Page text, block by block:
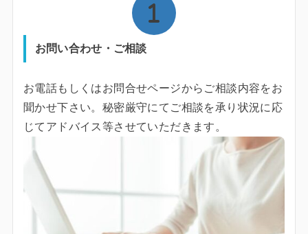
お問い合わせ・ご相談
お電話もしくはお問合せページからご相談内容をお
聞かせ下さい。秘密厳守にてご相談を承り状況に応
じてアドバイス等させていただきます。